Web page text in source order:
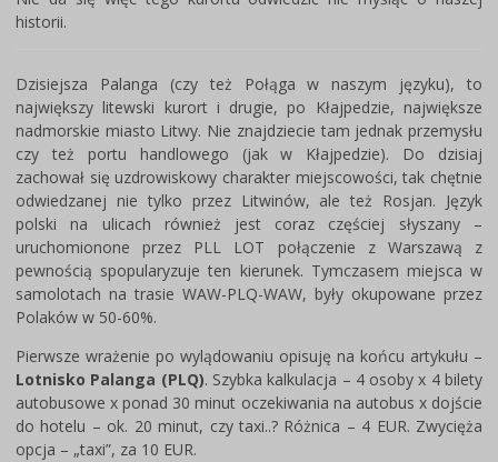
historii.
Dzisiejsza Palanga (czy też Połąga w naszym języku), to
największy litewski kurort i drugie, po Kłajpedzie, największe
nadmorskie miasto Litwy. Nie znajdziecie tam jednak przemysłu
czy też portu handlowego (jak w Kłajpedzie). Do dzisiaj
zachował się uzdrowiskowy charakter miejscowości, tak chętnie
odwiedzanej nie tylko przez Litwinów, ale też Rosjan. Język
polski na ulicach również jest coraz częściej słyszany –
uruchomionone przez PLL LOT połączenie z Warszawą z
pewnością spopularyzuje ten kierunek. Tymczasem miejsca w
samolotach na trasie WAW-PLQ-WAW, były okupowane przez
Polaków w 50-60%.
Pierwsze wrażenie po wylądowaniu opisuję na końcu artykułu –
Lotnisko Palanga (PLQ). Szybka kalkulacja – 4 osoby x 4 bilety
autobusowe x ponad 30 minut oczekiwania na autobus x dojście
do hotelu – ok. 20 minut, czy taxi..? Różnica – 4 EUR. Zwycięża
opcja – „taxi”, za 10 EUR.